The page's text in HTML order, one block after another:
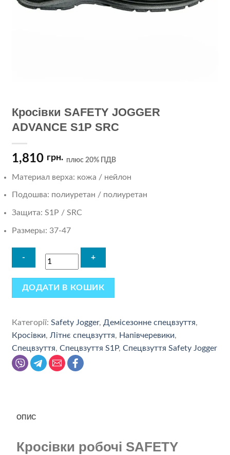
Кросівки SAFETY JOGGER
ADVANCE S1P SRC
1,810 грн. плюс 20% ПДВ
Материал верха: кожа / нейлон
Подошва: полиуретан / полиуретан
Защита: S1P / SRC
Размеры: 37-47
ДОДАТИ В КОШИК
Категорії:Safety Jogger, Демісезонне спецвзуття,
Кросівки, Літнє спецвзуття, Напівчеревики,
Спецвзуття,Спецвзуття S1P,Спецвзуття Safety Jogger
ОПИС
Кросівки робочі SAFETY